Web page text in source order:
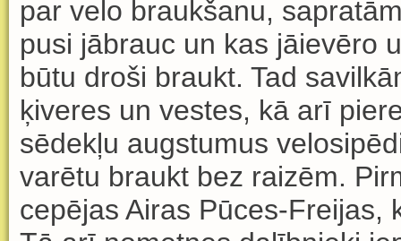
par velo braukšanu, sapratā
pusi jābrauc un kas jāievēro
būtu droši braukt. Tad savilkā
ķiveres un vestes, kāarī
sēdekļu augstumus velosipē
varētu braukt bez raizēm.
cepējas Airas Pūces-Freijas,